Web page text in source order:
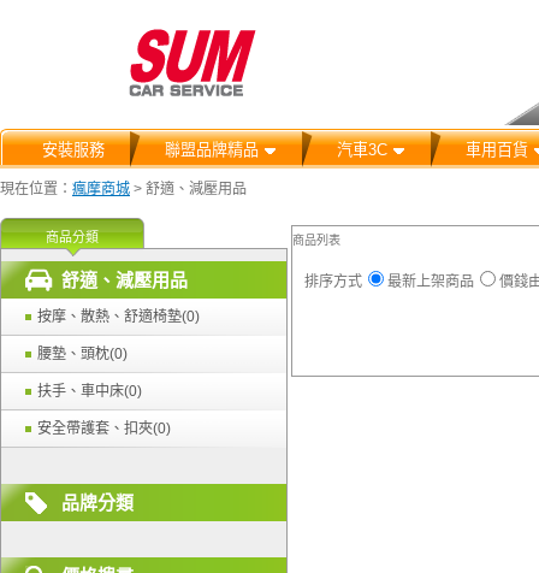
安裝服務 聯盟品牌精品 汽車3C 車用百貨
現在位置： 瘋摩商城 > 舒適、減壓用品
商品分類
舒適、減壓用品
按摩、散熱、舒適椅墊(0)
腰墊、頭枕(0)
扶手、車中床(0)
安全帶護套、扣夾(0)
品牌分類
商品列表
排序方式 最新上架商品 價錢